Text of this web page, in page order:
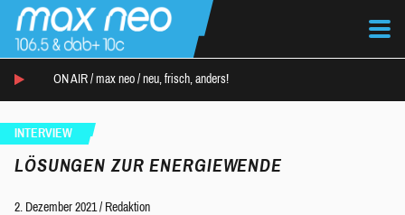
ON AIR / max neo / neu, frisch, anders!
INTERVIEW
LÖSUNGEN ZUR ENERGIEWENDE
2. Dezember 2021 / Redaktion